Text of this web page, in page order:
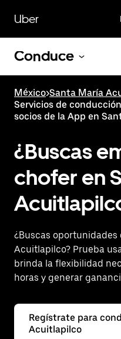
contenido
principal
Uber
Conduce
México>Santa María
Servicios de
socios de la App en
¿Buscas
chofer en
¿Buscas
Acuitlapilco? Prueba
brinda la flexibilidad
horas y generar
Regístrate para
Acuitlapilco